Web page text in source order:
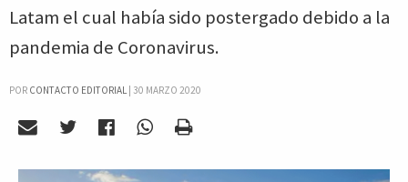
Latam el cual había sido postergado debido a la
pandemia de Coronavirus.
POR CONTACTO EDITORIAL| 30 MARZO 2020